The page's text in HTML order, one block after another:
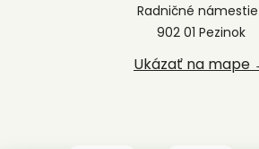
Radničné námestie
902 01 Pezinok
Ukázať na mape